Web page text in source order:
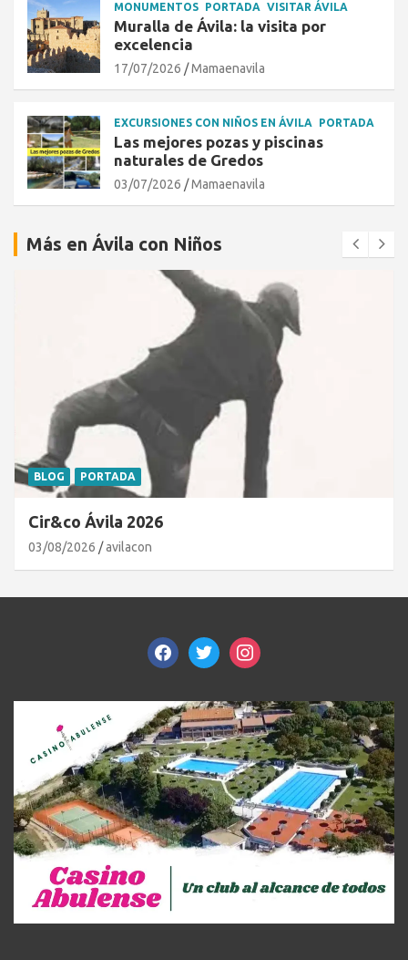
MONUMENTOS PORTADA VISITAR ÁVILA
Muralla de Ávila: la visita por
excelencia
17/07/2026 Mamaenavila
EXCURSIONES CON NIÑOS EN ÁVILA PORTADA
Las mejores pozas y piscinas
naturales de Gredos
03/07/2026 Mamaenavila
Más en Ávila con Niños
BLOG PORTADA
Cir&co Ávila 2026
03/08/2026 avilacon
facebooktwitterinstagram